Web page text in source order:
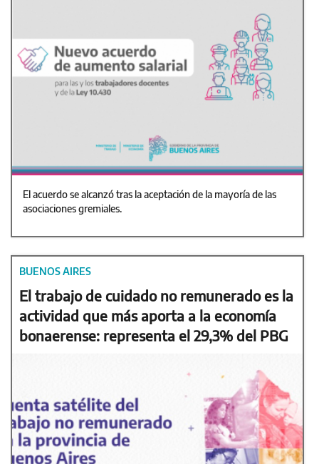
El acuerdo se alcanzó tras la aceptación de la mayoría de las
asociaciones gremiales.
BUENOS AIRES
El trabajo de cuidado no remunerado es la
actividad que más aporta a la economía
bonaerense: representa el 29,3% del PBG